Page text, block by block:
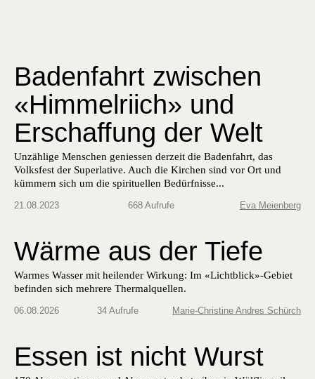
Badenfahrt zwischen
«Himmelriich» und
Erschaffung der Welt
Unzäh­lige Men­schen geniessen derzeit die Baden­fahrt, das
Volks­fest der Superla­tive. Auch die Kirchen sind vor Ort und
küm­mern sich um die spir­ituellen Bedürfnisse...
21.08.2023 668 Aufrufe Eva Meienberg
Wärme aus der Tiefe
Warmes Wasser mit heilender Wirkung: Im «Lichtblick»-Gebiet
befinden sich mehrere Thermalquellen.
06.08.2026 34 Aufrufe Marie-Christine Andres Schürch
Essen ist nicht Wurst